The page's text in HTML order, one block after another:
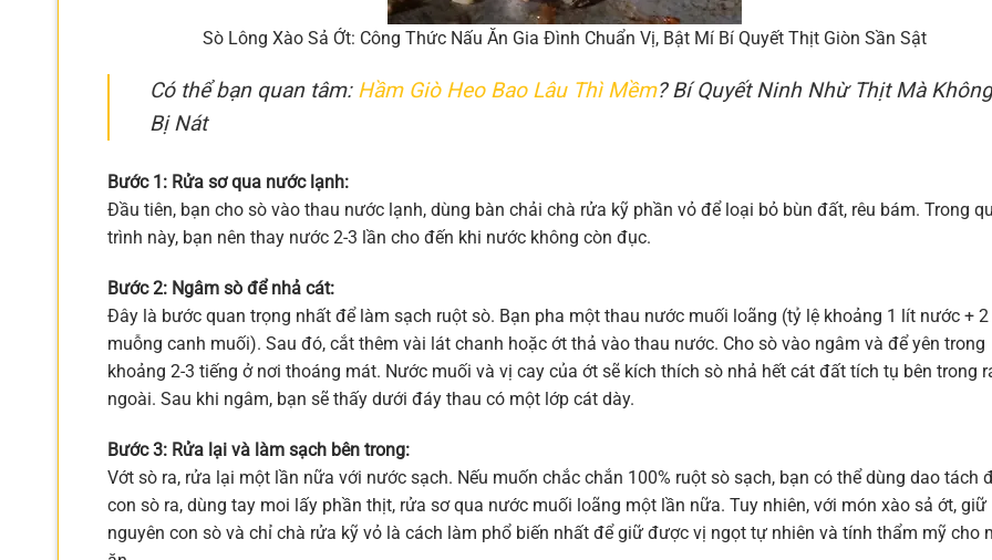
Sò Lông Xào Sả Ớt: Công Thức Nấu Ăn Gia Đình Chuẩn Vị, Bật Mí Bí Quyết Thịt Giòn Sần Sật
Có thể bạn quan tâm: Hầm Giò Heo Bao Lâu Thì Mềm? Bí Quyết Ninh Nhừ Thịt Mà Không
Bị Nát
Bước 1: Rửa sơ qua nước lạnh:
Đầu tiên, bạn cho sò vào thau nước lạnh, dùng bàn chải chà rửa kỹ phần vỏ để loại bỏ bùn đất, rêu bám. Trong
trình này, bạn nên thay nước 2-3 lần cho đến khi nước không còn đục.
Bước 2: Ngâm sò để nhả cát:
Đây là bước quan trọng nhất để làm sạch ruột sò. Bạn pha một thau nước muối loãng (tỷ lệ khoảng 1 lít nước + 2
muỗng canh muối). Sau đó, cắt thêm vài lát chanh hoặc ớt thả vào thau nước. Cho sò vào ngâm và để yên trong
khoảng 2-3 tiếng ở nơi thoáng mát. Nước muối và vị cay của ớt sẽ kích thích sò nhả hết cát đất tích tụ bên trong
ngoài. Sau khi ngâm, bạn sẽ thấy dưới đáy thau có một lớp cát dày.
Bước 3: Rửa lại và làm sạch bên trong:
Vớt sò ra, rửa lại một lần nữa với nước sạch. Nếu muốn chắc chắn 100% ruột sò sạch, bạn có thể dùng dao tách
con sò ra, dùng tay moi lấy phần thịt, rửa sơ qua nước muối loãng một lần nữa. Tuy nhiên, với món xào sả ớt, giữ
nguyên con sò và chỉ chà rửa kỹ vỏ là cách làm phổ biến nhất để giữ được vị ngọt tự nhiên và tính thẩm mỹ cho